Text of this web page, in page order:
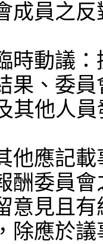
成員之
時動議
果、委
他應記載
酬委員
意見且
除應於